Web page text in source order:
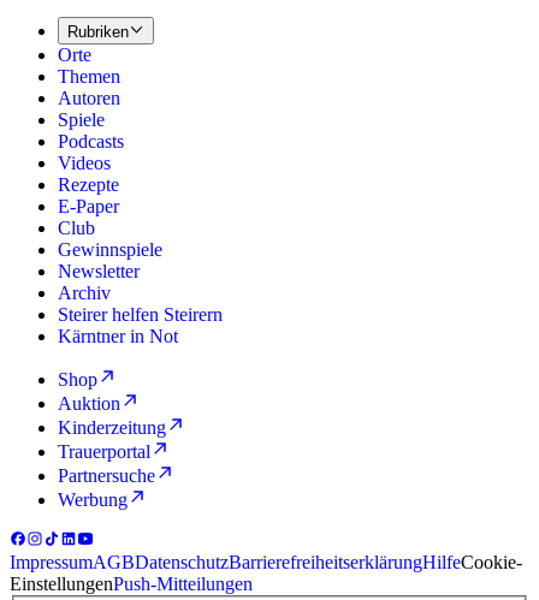
Rubriken
Orte
Themen
Autoren
Spiele
Podcasts
Videos
Rezepte
E-Paper
Club
Gewinnspiele
Newsletter
Archiv
Steirer helfen Steirern
Kärntner in Not
Shop
Auktion
Kinderzeitung
Trauerportal
Partnersuche
Werbung
ImpressumAGBDatenschutzBarrierefreiheitserklärungHilfeCookie-
EinstellungenPush-Mitteilungen